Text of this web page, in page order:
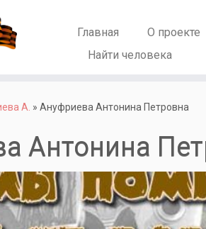
Главная О проекте
Найти человека
А. » Ануфриева Антонина Петровна
Антонина